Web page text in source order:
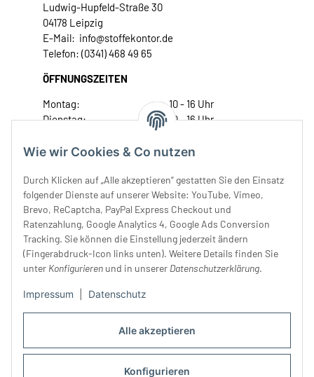
Alle akzeptieren
Konfigurieren
Wie wir Cookies & Co nutzen
Durch Klicken auf „Alle akzeptieren“ gestatten Sie den Einsatz
folgender Dienste auf unserer Website: YouTube, Vimeo,
Brevo, ReCaptcha, PayPal Express Checkout und
Ratenzahlung, Google Analytics 4, Google Ads Conversion
Tracking. Sie können die Einstellung jederzeit ändern
(Fingerabdruck-Icon links unten). Weitere Details finden Sie
unter Konfigurieren und in unserer Datenschutzerklärung.
Impressum Datenschutz
Ludwig-Hupfeld-Straße 30
04178 Leipzig
E-Mail: info@stoffekontor.de
Telefon: (0341) 468 49 65
ÖFFNUNGSZEITEN
Montag:
10 - 16 Uhr
Dienstag:
10 - 16 Uhr
Donnerstag:
10 - 18 Uhr
Samstag:
10 - 14 Uhr
Unser Service
Rechtliches